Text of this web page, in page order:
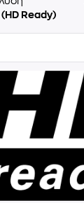
Ready)